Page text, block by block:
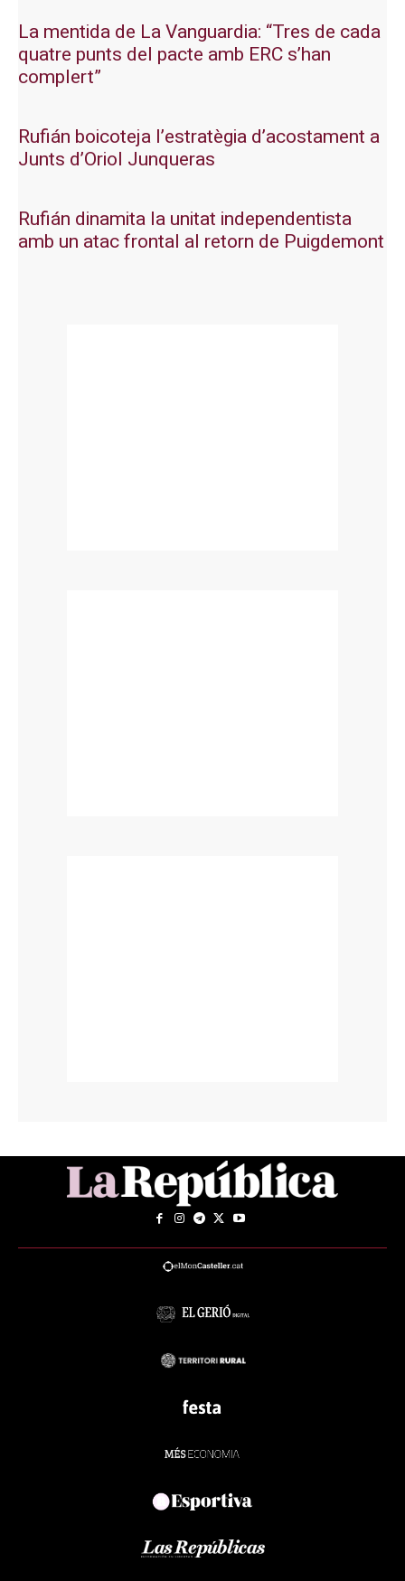
La mentida de La Vanguardia: “Tres de cada
quatre punts del pacte amb ERC s’han
complert”
Rufián boicoteja l’estratègia d’acostament a
Junts d’Oriol Junqueras
Rufián dinamita la unitat independentista
amb un atac frontal al retorn de Puigdemont